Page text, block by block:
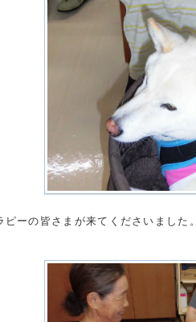
ピーの皆さまが来てくださいました。